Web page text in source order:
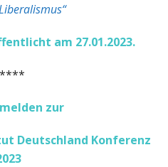
am 27.01.2023.
zur
Deutschland Konferenz